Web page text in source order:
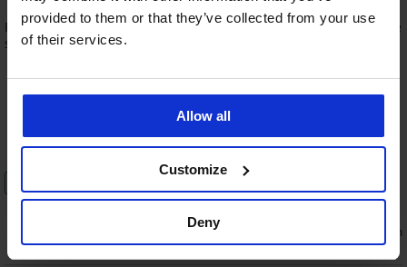
provided to them or that they’ve collected from your use
of their services.
Allow all
Customize
Deny
Pěkné a kvalitní spodní prádlo, které udělalo radost i obdarované
slečně
Cena Kvalita Barva
nesouhlasím